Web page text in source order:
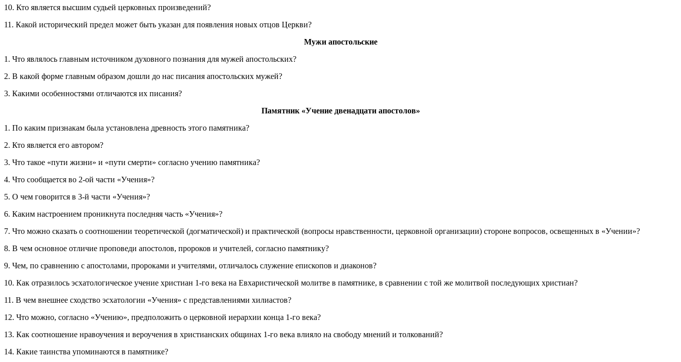
10. Кто является высшим судьей церковных произведений?
11. Какой исторический предел может быть указан для появления новых отцов Церкви?
Мужи апостольские
1. Что являлось главным источником духовного познания для мужей апостольских?
2. В какой форме главным образом дошли до нас писания апостольских мужей?
3. Какими особенностями отличаются их писания?
Памятник «Учение двенадцати апостолов»
1. По каким признакам была установлена древность этого памятника?
2. Кто является его автором?
3. Что такое «пути жизни» и «пути смерти» согласно учению памятника?
4. Что сообщается во 2-ой части «Учения»?
5. О чем говорится в 3-й части «Учения»?
6. Каким настроением проникнута последняя часть «Учения»?
7. Что можно сказать о соотношении теоретической (догматической) и практической (вопросы нравственности, церковной организации) стороне вопросов, освещенных в «Учении»?
8. В чем основное отличие проповеди апостолов, пророков и учителей, согласно памятнику?
9. Чем, по сравнению с апостолами, пророками и учителями, отличалось служение епископов и диаконов?
10. Как отразилось эсхатологическое учение христиан 1-го века на Евхаристической молитве в памятнике, в сравнении с той же молитвой последующих христиан?
11. В чем внешнее сходство эсхатологии «Учения» с представлениями хилиастов?
12. Что можно, согласно «Учению», предположить о церковной иерархии конца 1-го века?
13. Как соотношение нравоучения и вероучения в христианских общинах 1-го века влияло на свободу мнений и толкований?
14. Какие таинства упоминаются в памятнике?